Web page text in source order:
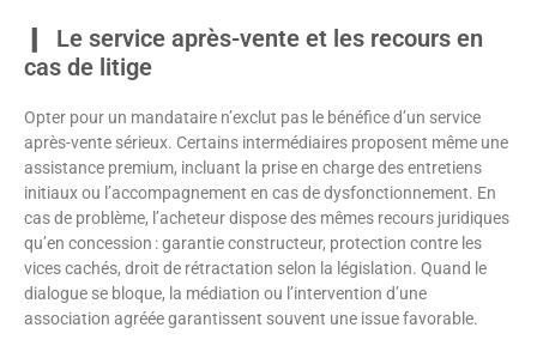
Le service après-vente et les recours en
cas de litige
Opter pour un mandataire n’exclut pas le bénéfice d’un service
après-vente sérieux. Certains intermédiaires proposent même une
assistance premium, incluant la prise en charge des entretiens
initiaux ou l’accompagnement en cas de dysfonctionnement. En
cas de problème, l’acheteur dispose des mêmes recours juridiques
qu’en concession : garantie constructeur, protection contre les
vices cachés, droit de rétractation selon la législation. Quand le
dialogue se bloque, la médiation ou l’intervention d’une
association agréée garantissent souvent une issue favorable.